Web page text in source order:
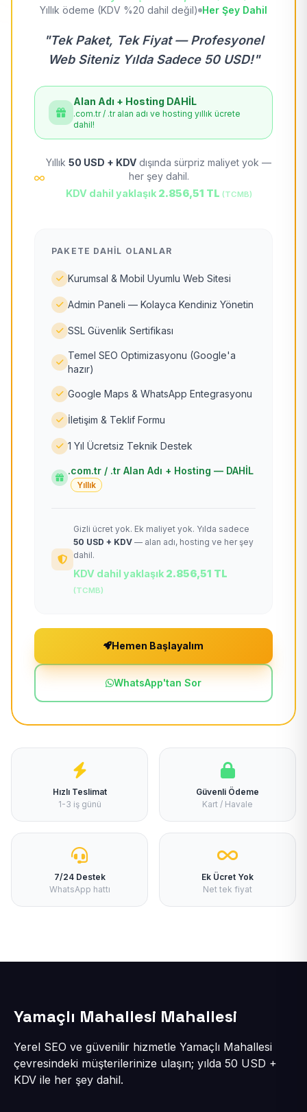
Yıllık ödeme (KDV %20 dahil değil) Her Şey Dahil
"Tek Paket, Tek Fiyat — Profesyonel
Web Siteniz Yılda Sadece 50 USD!"
Alan Adı + Hosting DAHİL
.com.tr / .tr alan adı ve hosting yıllık ücrete
dahil!
Yıllık 50 USD + KDV dışında sürpriz maliyet yok —
her şey dahil.
KDV dahil yaklaşık 2.856,51 TL (TCMB)
PAKETE DAHIL OLANLAR
Kurumsal & Mobil Uyumlu Web Sitesi
Admin Paneli — Kolayca Kendiniz Yönetin
SSL Güvenlik Sertifikası
Temel SEO Optimizasyonu (Google'a
hazır)
Google Maps & WhatsApp Entegrasyonu
İletişim & Teklif Formu
1 Yıl Ücretsiz Teknik Destek
.com.tr / .tr Alan Adı + Hosting — DAHİL
Yıllık
Gizli ücret yok. Ek maliyet yok. Yılda sadece
50 USD + KDV — alan adı, hosting ve her şey
dahil.
KDV dahil yaklaşık 2.856,51 TL
(TCMB)
Hemen Başlayalım
WhatsApp'tan Sor
Hızlı Teslimat
1-3 iş günü
Güvenli Ödeme
Kart / Havale
7/24 Destek
WhatsApp hattı
Ek Ücret Yok
Net tek fiyat
Yamaçlı Mahallesi Mahallesi
Yerel SEO ve güvenilir hizmetle Yamaçlı Mahallesi
çevresindeki müşterilerinize ulaşın; yılda 50 USD +
KDV ile her şey dahil.